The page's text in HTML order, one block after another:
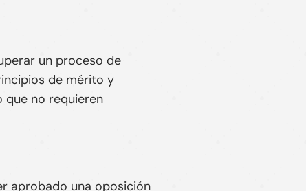
un proceso de
de mérito y
que no requieren
aprobado una oposición